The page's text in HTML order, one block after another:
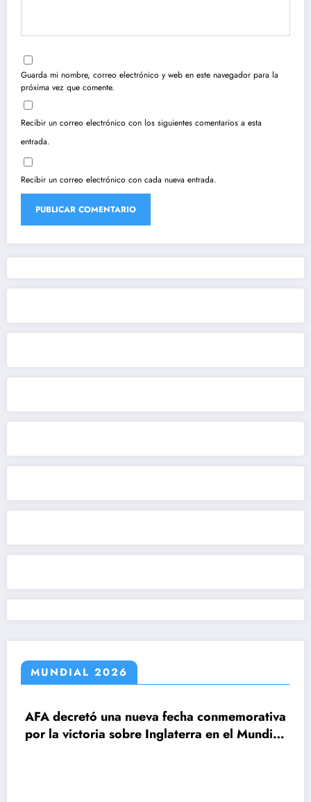
Guarda mi nombre, correo electrónico y web en este navegador para la
próxima vez que comente.
Recibir un correo electrónico con los siguientes comentarios a esta
entrada.
Recibir un correo electrónico con cada nueva entrada.
MUNDIAL 2026
una nueva fecha conmemorativa
victoria sobre Inglaterra en el Mundial